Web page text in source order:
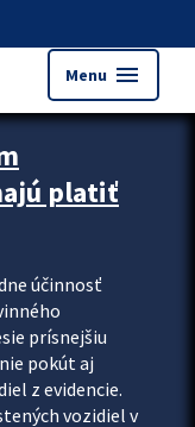
Menu menu
platiť
účinnosť
prísnejšiu
pokút aj
z evidencie.
vozidiel v